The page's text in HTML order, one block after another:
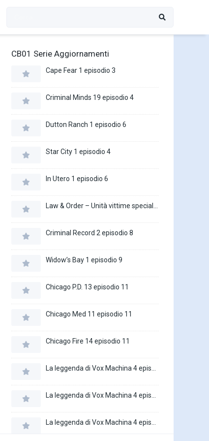
CB01 Serie Aggiornamenti
Cape Fear 1 episodio 3
Criminal Minds 19 episodio 4
Dutton Ranch 1 episodio 6
Star City 1 episodio 4
In Utero 1 episodio 6
Criminal Record 2 episodio 8
Widow’s Bay 1 episodio 9
Chicago P.D. 13 episodio 11
Chicago Med 11 episodio 11
Chicago Fire 14 episodio 11